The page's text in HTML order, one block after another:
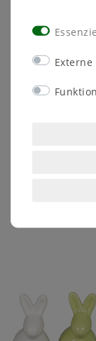
[Paket] Set
mit Engel
| 3,50